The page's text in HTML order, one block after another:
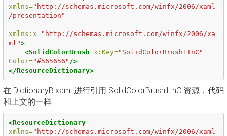
xmlns="http://schemas.microsoft.com/winfx/2006/xaml
/presentation"
xmlns:x="http://schemas.microsoft.com/winfx/2006/xa
ml">
<SolidColorBrush
x:Key="SolidColorBrush1InC"
Color="#565656" />
</ResourceDictionary>
在 DictionaryB.xaml 进行引用 SolidColorBrush1InC 资源，代码
和上文的一样
<ResourceDictionary
xmlns="http://schemas.microsoft.com/winfx/2006/xaml